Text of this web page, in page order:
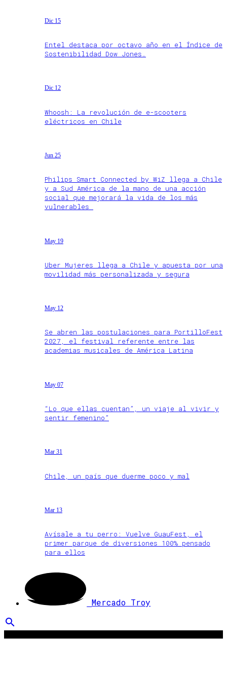
Dic 15
Entel destaca por octavo año en el Índice de
Sostenibilidad Dow Jones.
Dic 12
Whoosh: La revolución de e-scooters
eléctricos en Chile
Jun 25
Philips Smart Connected by WiZ llega a Chile
y a Sud América de la mano de una acción
social que mejorará la vida de los más
vulnerables
May 19
Uber Mujeres llega a Chile y apuesta por una
movilidad más personalizada y segura
May 12
Se abren las postulaciones para PortilloFest
2027, el festival referente entre las
academias musicales de América Latina
May 07
“Lo que ellas cuentan”, un viaje al vivir y
sentir femenino”
Mar 31
Chile, un país que duerme poco y mal
Mar 13
Avísale a tu perro: Vuelve GuauFest, el
primer parque de diversiones 100% pensado
para ellos
Mercado Troy
search